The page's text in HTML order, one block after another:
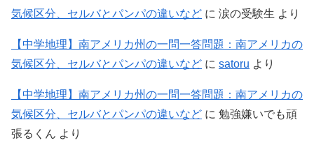
気候区分、セルバとパンパの違いなど に 涙の受験生 より
【中学地理】南アメリカ州の一問一答問題：南アメリカの
気候区分、セルバとパンパの違いなど に satoru より
【中学地理】南アメリカ州の一問一答問題：南アメリカの
気候区分、セルバとパンパの違いなど に 勉強嫌いでも頑
張るくん より